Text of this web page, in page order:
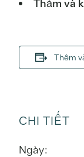
Thảm và
Thêm
CHI TIẾT
Ngày: